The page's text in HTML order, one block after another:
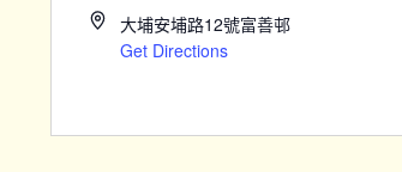
大埔安埔路12號富善邨
Get Directions